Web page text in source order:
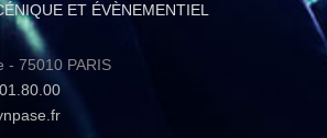
ET ÉVÈNEMENTIEL
- 75010 PARIS